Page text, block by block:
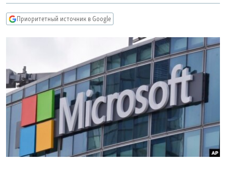
главной
навигации
Вернутся
поиску
IDEL.РЕАЛИИ
СИБИРЬ.РЕАЛИИ
РАСПИСАНИЕ ВЕЩАНИЯ
ПОДПИШИТЕСЬ НА РАССЫЛКУ
СОЦИАЛЬНЫЕ СЕТИ
Приоритетный источник в Google